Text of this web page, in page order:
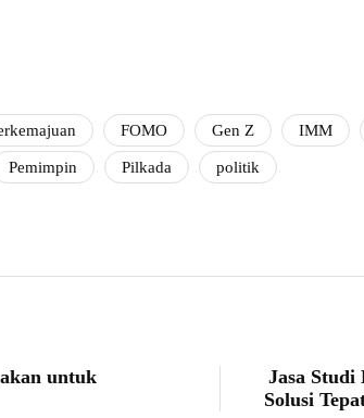
FOMO Gen Z IMM
Pemimpin Pilkada politik
untuk
Jasa Studi
Solusi